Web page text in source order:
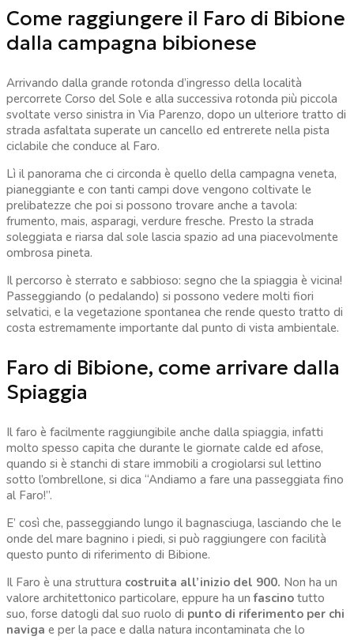
Come raggiungere il Faro di Bibione
dalla campagna bibionese
Arrivando dalla grande rotonda d’ingresso della località
percorrete Corso del Sole e alla successiva rotonda più piccola
svoltate verso sinistra in Via Parenzo, dopo un ulteriore tratto di
strada asfaltata superate un cancello ed entrerete nella pista
ciclabile che conduce al Faro.
Lì il panorama che ci circonda è quello della campagna veneta,
pianeggiante e con tanti campi dove vengono coltivate le
prelibatezze che poi si possono trovare anche a tavola:
frumento, mais, asparagi, verdure fresche. Presto la strada
soleggiata e riarsa dal sole lascia spazio ad una piacevolmente
ombrosa pineta.
Il percorso è sterrato e sabbioso: segno che la spiaggia è vicina!
Passeggiando (o pedalando) si possono vedere molti fiori
selvatici, e la vegetazione spontanea che rende questo tratto di
costa estremamente importante dal punto di vista ambientale.
Faro di Bibione, come arrivare dalla
Spiaggia
Il faro è facilmente raggiungibile anche dalla spiaggia, infatti
molto spesso capita che durante le giornate calde ed afose,
quando si è stanchi di stare immobili a crogiolarsi sul lettino
sotto l’ombrellone, si dica “Andiamo a fare una passeggiata fino
al Faro!”.
E’ così che, passeggiando lungo il bagnasciuga, lasciando che le
onde del mare bagnino i piedi, si può raggiungere con facilità
questo punto di riferimento di Bibione.
Il Faro è una struttura costruita all’inizio del 900. Non ha un
valore architettonico particolare, eppure ha unfascino tutto
suo, forse datogli dal suo ruolo di punto di riferimento per chi
naviga e per la pace e dalla natura incontaminata che lo